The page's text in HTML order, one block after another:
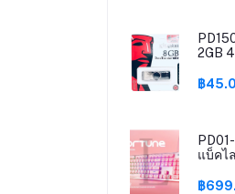
2GB
฿
แบ็คไ
฿